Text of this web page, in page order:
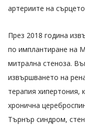
артериите на
През 2018 година
по имплантиране на
митрална стеноза.
извършването на
терапия хипертония,
хронична
Търнър синдром,